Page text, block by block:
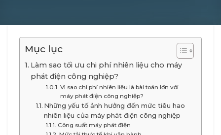
Mục lục
Làm sao tối ưu chi phí nhiên liệu cho máy
phát điện công nghiệp?
Vì sao chi phí nhiên liệu là bài toán lớn với
máy phát điện công nghiệp?
Những yếu tố ảnh hưởng đến mức tiêu hao
nhiên liệu của máy phát điện công nghiệp
Công suất máy phát điện